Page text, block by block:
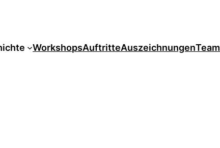
WorkshopsAuftritteAuszeichnungenTeam